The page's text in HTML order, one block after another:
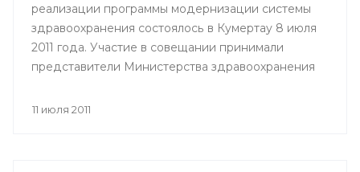
реализации программы модернизации системы
здравоохранения состоялось в Кумертау 8 июля
2011 года. Участие в совещании принимали
представители Министерства здравоохранения
врачи и руководители медицинских учреждений
11 июля 2011